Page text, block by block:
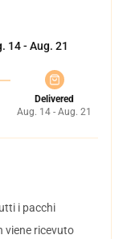
14 - Aug. 21
Delivered
Aug. 14 - Aug. 21
i pacchi
viene ricevuto